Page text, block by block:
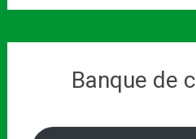
Banque de